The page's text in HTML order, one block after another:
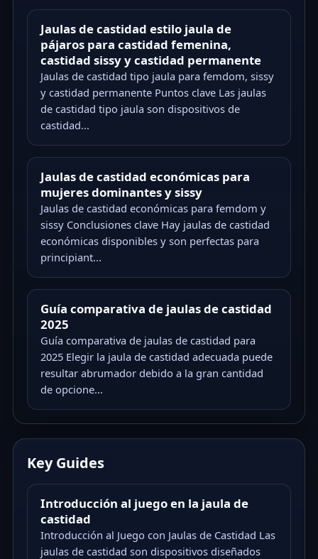
Jaulas de castidad estilo jaula de
pájaros para castidad femenina,
castidad sissy y castidad permanente
Jaulas de castidad tipo jaula para femdom, sissy
y castidad permanente Puntos clave Las jaulas
de castidad tipo jaula son dispositivos de
castidad...
Jaulas de castidad económicas para
mujeres dominantes y sissy
Jaulas de castidad económicas para femdom y
sissy Conclusiones clave Hay jaulas de castidad
económicas disponibles y son perfectas para
principiant...
Guía comparativa de jaulas de castidad
2025
Guía comparativa de jaulas de castidad para
2025 Elegir la jaula de castidad adecuada puede
resultar abrumador debido a la gran cantidad
de opcione...
Key Guides
Introducción al juego en la jaula de
castidad
Introducción al Juego con Jaulas de Castidad Las
jaulas de castidad son dispositivos diseñados